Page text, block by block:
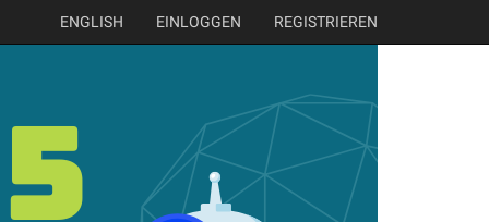
ENGLISH EINLOGGEN REGISTRIEREN